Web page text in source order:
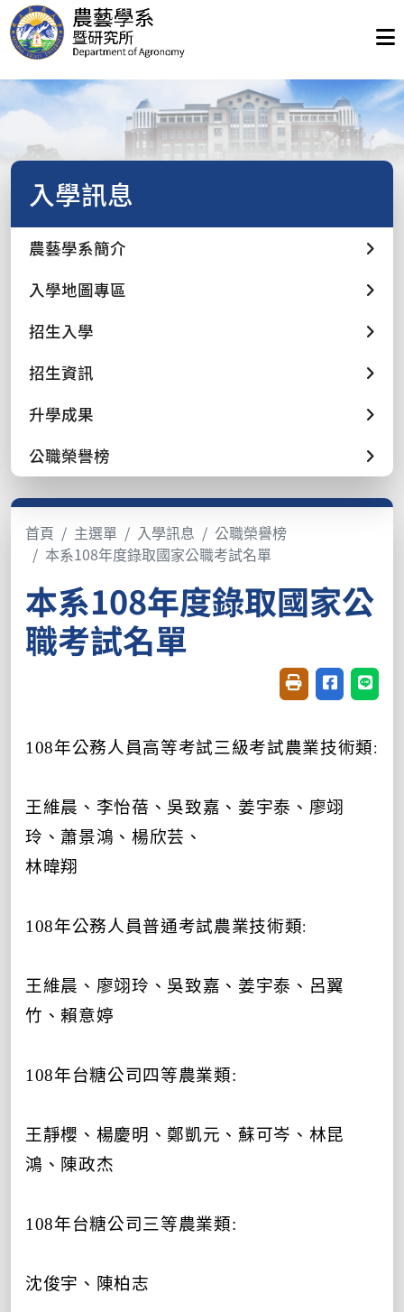
入學訊息
農藝學系簡介
入學地圖專區
招生入學
招生資訊
升學成果
公職榮譽榜
首頁 主選單 入學訊息
公職榮譽榜
本系108年度錄取國家公職考試名單
本系108年度錄取國家公
職考試名單
友善列印(開新視
分享至臉書
分享
108年公務人員高等考試三級考試農業技術類:
王維晨、李怡蓓、吳致嘉、姜宇泰、廖翊
玲、蕭景鴻、楊欣芸、
林暐翔
108年公務人員普通考試農業技術類:
王維晨、廖翊玲、吳致嘉、姜宇泰、呂翼
竹、賴意婷
108年台糖公司四等農業類:
王靜櫻、楊慶明、鄭凱元、蘇可岑、林昆
鴻、陳政杰
108年台糖公司三等農業類:
沈俊宇、陳柏志